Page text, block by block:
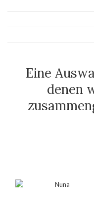
Eine
denen